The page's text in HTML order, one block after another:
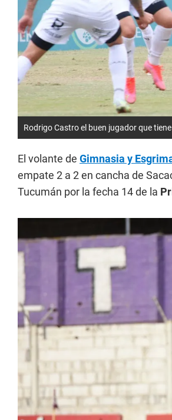
Rodrigo Castro el buen jugador que
El volante de Gimnasia y
empate 2 a 2 en cancha de
Tucumán por la fecha 14 de la